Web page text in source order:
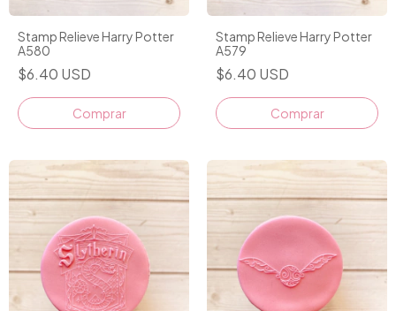
Stamp Relieve Harry Potter
A580
$6.40 USD
Stamp Relieve Harry Potter
A579
$6.40 USD